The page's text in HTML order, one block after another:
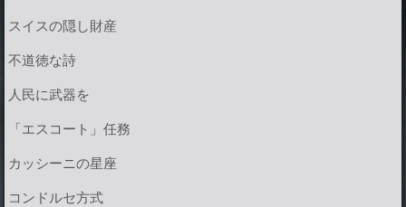
スイスの隠し財産
不道徳な詩
人民に武器を
「エスコート」任務
カッシーニの星座
コンドルセ方式